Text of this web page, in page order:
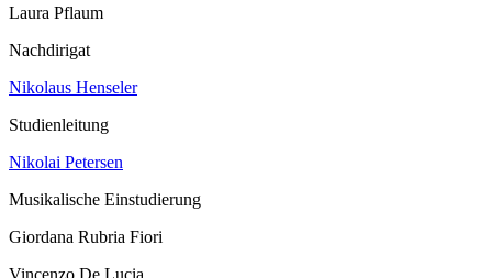
Laura Pflaum
Nachdirigat
Nikolaus Henseler
Studienleitung
Nikolai Petersen
Musikalische Einstudierung
Giordana Rubria Fiori
Vincenzo De Lucia